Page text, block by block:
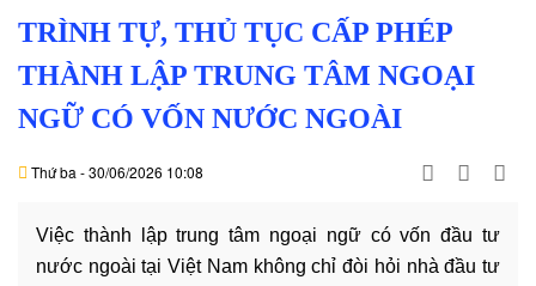
DỊCH
VỤ
VĂN
BẢN
THỦ
TỤC
TRÌNH TỰ, THỦ TỤC CẤP PHÉP
THÀNH LẬP TRUNG TÂM NGOẠI
NGỮ CÓ VỐN NƯỚC NGOÀI
Thứ ba - 30/06/2026 10:08
Việc thành lập trung tâm ngoại ngữ có vốn đầu tư
nước ngoài tại Việt Nam không chỉ đòi hỏi nhà đầu tư